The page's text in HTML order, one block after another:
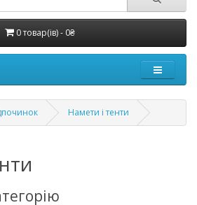
0 товар(ів) - 0₴
Намети і тенти